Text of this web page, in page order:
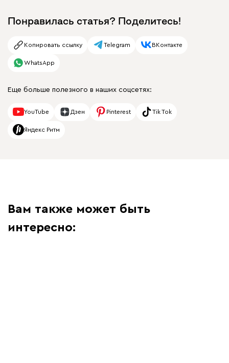
Понравилась статья? Поделитесь!
Копировать ссылку Telegram ВКонтакте
WhatsApp
Еще больше полезного в наших соцсетях:
YouTube Дзен Pinterest Tik Tok
Яндекс Ритм
Вам также может быть
интересно: